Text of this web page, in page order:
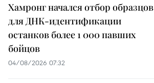
Хамронг начался отбор образцов
для ДНК-идентификации
останков более 1 000 павших
бойцов
04/08/2026 07:32